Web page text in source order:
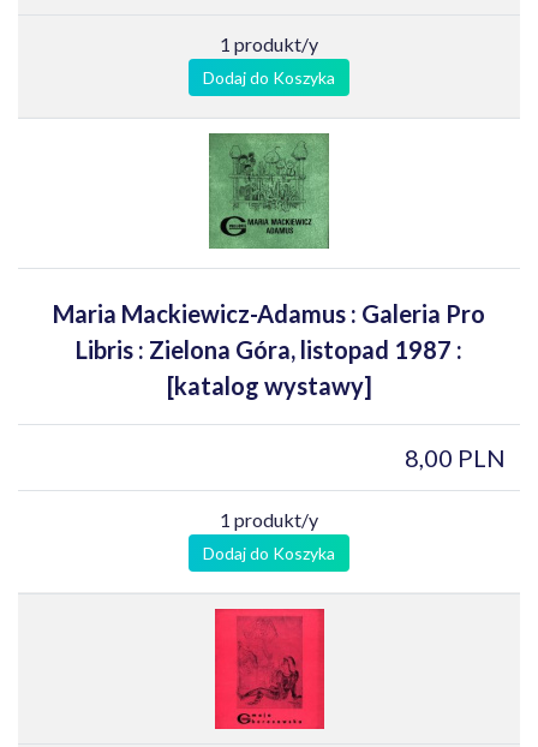
1 produkt/y
Dodaj do Koszyka
Maria Mackiewicz-Adamus : Galeria Pro
Libris : Zielona Góra, listopad 1987 :
[katalog wystawy]
8,00 PLN
1 produkt/y
Dodaj do Koszyka